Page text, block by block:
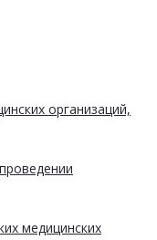
организаций,
медицинских